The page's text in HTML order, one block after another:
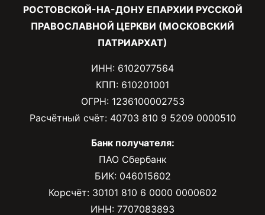
РОСТОВСКОЙ-НА-ДОНУ ЕПАРХИИ РУССКОЙ
ПРАВОСЛАВНОЙ ЦЕРКВИ (МОСКОВСКИЙ
ПАТРИАРХАТ)
ИНН: 6102077564
КПП: 610201001
ОГРН: 1236100002753
Расчётный счёт: 40703 810 9 5209 0000510
Банк получателя:
ПАО Сбербанк
БИК: 046015602
Корсчёт: 30101 810 6 0000 0000602
ИНН: 7707083893